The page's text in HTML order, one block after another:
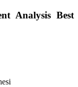
Analysis Best